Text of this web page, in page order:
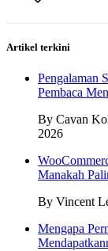
Artikel terkini
Pengalaman
Pembaca
By Cavan
2026
Manakah
By Vincent
Mengapa